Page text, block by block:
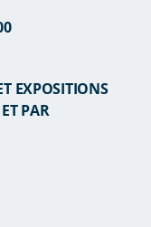
EXPOSITIONS
PAR